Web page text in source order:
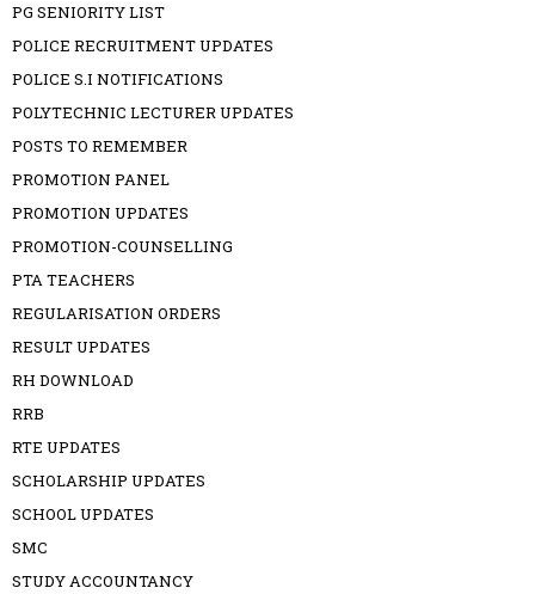
PG SENIORITY LIST
POLICE RECRUITMENT UPDATES
POLICE S.I NOTIFICATIONS
POLYTECHNIC LECTURER UPDATES
POSTS TO REMEMBER
PROMOTION PANEL
PROMOTION UPDATES
PROMOTION-COUNSELLING
PTA TEACHERS
REGULARISATION ORDERS
RESULT UPDATES
RH DOWNLOAD
RRB
RTE UPDATES
SCHOLARSHIP UPDATES
SCHOOL UPDATES
SMC
STUDY ACCOUNTANCY